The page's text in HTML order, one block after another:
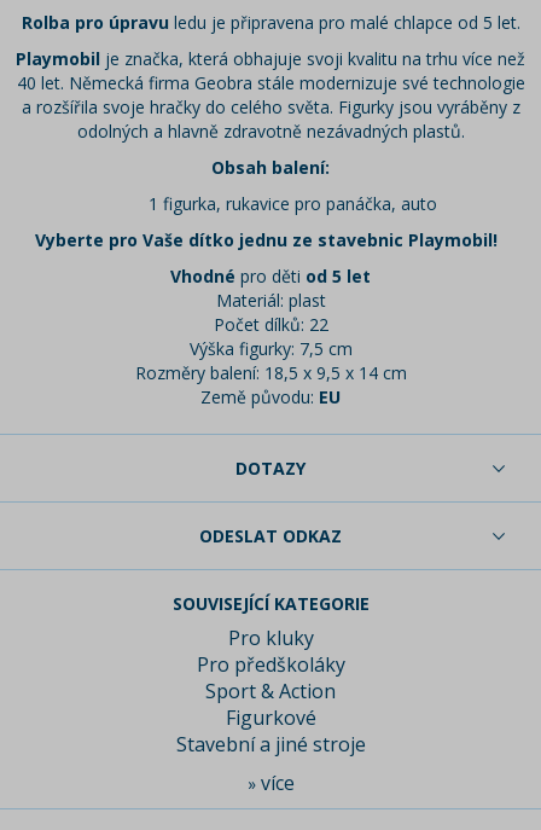
Rolba pro úpravu ledu je připravena pro malé chlapce od 5 let.
Playmobil je značka, která obhajuje svoji kvalitu na trhu více než
40 let. Německá firma Geobra stále modernizuje své technologie
a rozšířila svoje hračky do celého světa. Figurky jsou vyráběny z
odolných a hlavně zdravotně nezávadných plastů.
Obsah balení:
1 figurka, rukavice pro panáčka, auto
Vyberte pro Vaše dítko jednu ze stavebnic Playmobil!
Vhodné pro děti od 5 let
Materiál: plast
Počet dílků: 22
Výška figurky: 7,5 cm
Rozměry balení: 18,5 x 9,5 x 14 cm
Země původu: EU
DOTAZY
ODESLAT ODKAZ
SOUVISEJÍCÍ KATEGORIE
Pro kluky
Pro předškoláky
Sport & Action
Figurkové
Stavební a jiné stroje
» více